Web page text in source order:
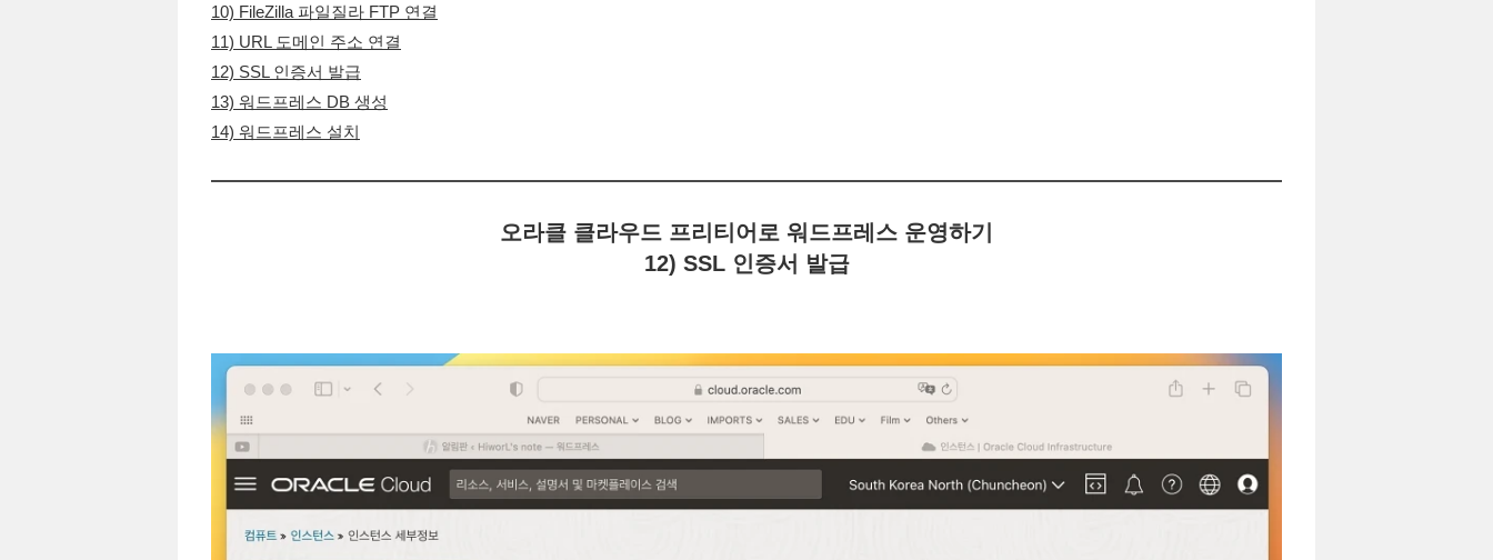
10) FileZilla 파일질라 FTP 연결
11) URL 도메인 주소 연결
12) SSL 인증서 발급
13) 워드프레스 DB 생성
14) 워드프레스 설치
오라클 클라우드 프리티어로 워드프레스 운영하기
12) SSL 인증서 발급